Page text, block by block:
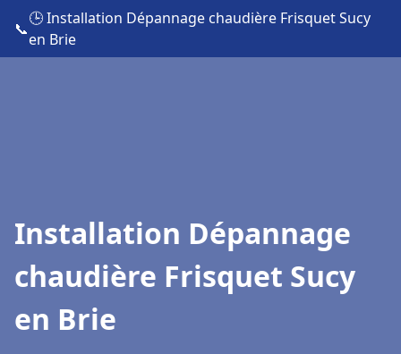
📞
🕒 Installation Dépannage chaudière Frisquet Sucy
en Brie
Installation Dépannage
chaudière Frisquet Sucy
en Brie